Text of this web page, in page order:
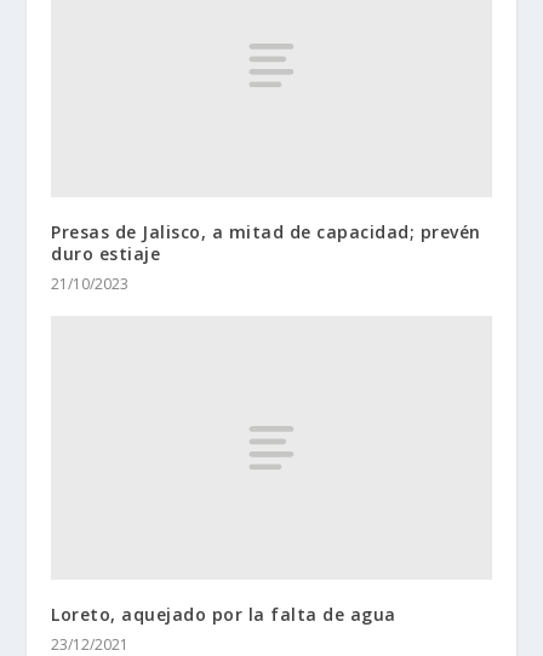
Presas de Jalisco, a mitad de capacidad; prevén
duro estiaje
21/10/2023
Loreto, aquejado por la falta de agua
23/12/2021